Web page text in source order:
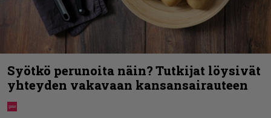
Syötkö perunoita näin? Tutkijat löysivät
yhteyden vakavaan kansansairauteen